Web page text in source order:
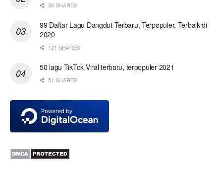
58 SHARES
99 Daftar Lagu Dangdut Terbaru, Terpopuler, Terbaik di
2020
121 SHARES
50 lagu TikTok Viral terbaru, terpopuler 2021
51 SHARES